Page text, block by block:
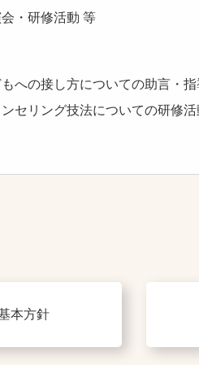
・研修活動 等
への接し方についての助言・指
ンセリング技法についての研修
本方針